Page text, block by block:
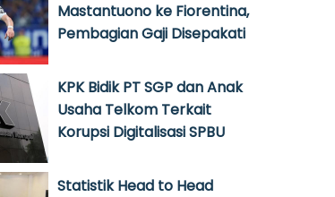
Mastantuono ke Fiorentina,
Pembagian Gaji Disepakati
KPK Bidik PT SGP dan Anak
Usaha Telkom Terkait
Korupsi Digitalisasi SPBU
Statistik Head to Head